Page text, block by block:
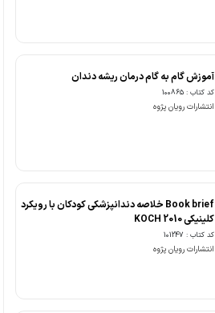
آموزش گام به گام درمان ریشه دندان
کد کتاب : 100865
انتشارات رویان پژوه
Book brief خلاصه دندانپزشکی کودکان با رویکرد
کلینیکی KOCH 2010
کد کتاب : 101247
انتشارات رویان پژوه